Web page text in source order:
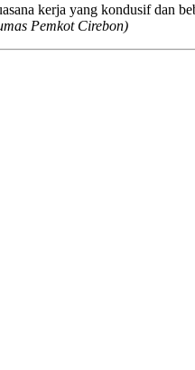
kerja yang kondusif dan
Pemkot Cirebon)